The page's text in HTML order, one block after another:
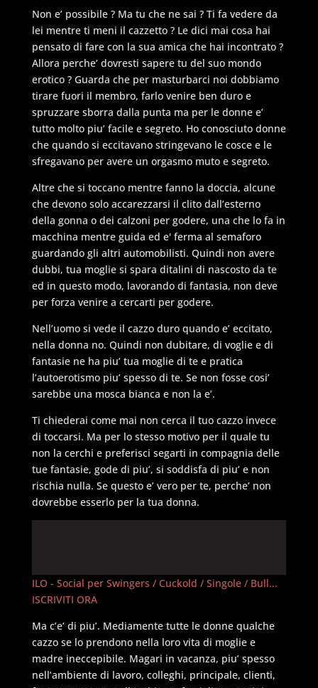
Non e’ possibile ? Ma tu che ne sai ? Ti fa vedere da
lei mentre ti meni il cazzetto ? Le dici mai cosa hai
pensato di fare con la sua amica che hai incontrato ?
Allora perche’ dovresti sapere tu del suo mondo
erotico ? Guarda che per masturbarci noi dobbiamo
tirare fuori il membro, farlo venire ben duro e
spruzzare sborra dalla punta ma per le donne e’
tutto molto piu’ facile e segreto. Ho conosciuto donne
che quando si eccitavano stringevano le cosce e le
sfregavano per avere un orgasmo muto e segreto.
Altre che si toccano mentre fanno la doccia, alcune
che devono solo accarezzarsi il clito dall’esterno
della gonna o dei calzoni per godere, una che lo fa in
macchina mentre guida ed e' ferma al semaforo
guardando gli altri automobilisti. Quindi non avere
dubbi, tua moglie si spara ditalini di nascosto da te
ed in questo modo, lavorando di fantasia, non deve
per forza venire a cercarti per godere.
Nell’uomo si vede il cazzo duro quando e’ eccitato,
nella donna no. Quindi non dubitare, di voglie e di
fantasie ne ha piu’ tua moglie di te e pratica
l’autoerotismo piu’ spesso di te. Se non fosse cosi’
sarebbe una mosca bianca e non la e’.
Ti chiederai come mai non cerca il tuo cazzo invece
di toccarsi. Ma per lo stesso motivo per il quale tu
non la cerchi e preferisci segarti in compagnia delle
tue fantasie, gode di piu’, si soddisfa di piu’ e non
rischia nulla. Se questo e’ vero per te, perche’ non
dovrebbe esserlo per la tua donna.
ILO - Social per Swingers / Cuckold / Singole / Bull...
ISCRIVITI ORA
Ma c’e’ di piu’. Mediamente tutte le donne qualche
cazzo se lo prendono nella loro vita di moglie e
madre ineccepibile. Magari in vacanza, piu’ spesso
nell’ambiente di lavoro, colleghi, principale, clienti,